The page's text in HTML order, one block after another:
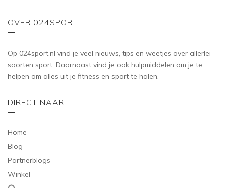
OVER 024SPORT
Op 024sport.nl vind je veel nieuws, tips en weetjes over allerlei
soorten sport. Daarnaast vind je ook hulpmiddelen om je te
helpen om alles uit je fitness en sport te halen.
DIRECT NAAR
Home
Blog
Partnerblogs
Winkel